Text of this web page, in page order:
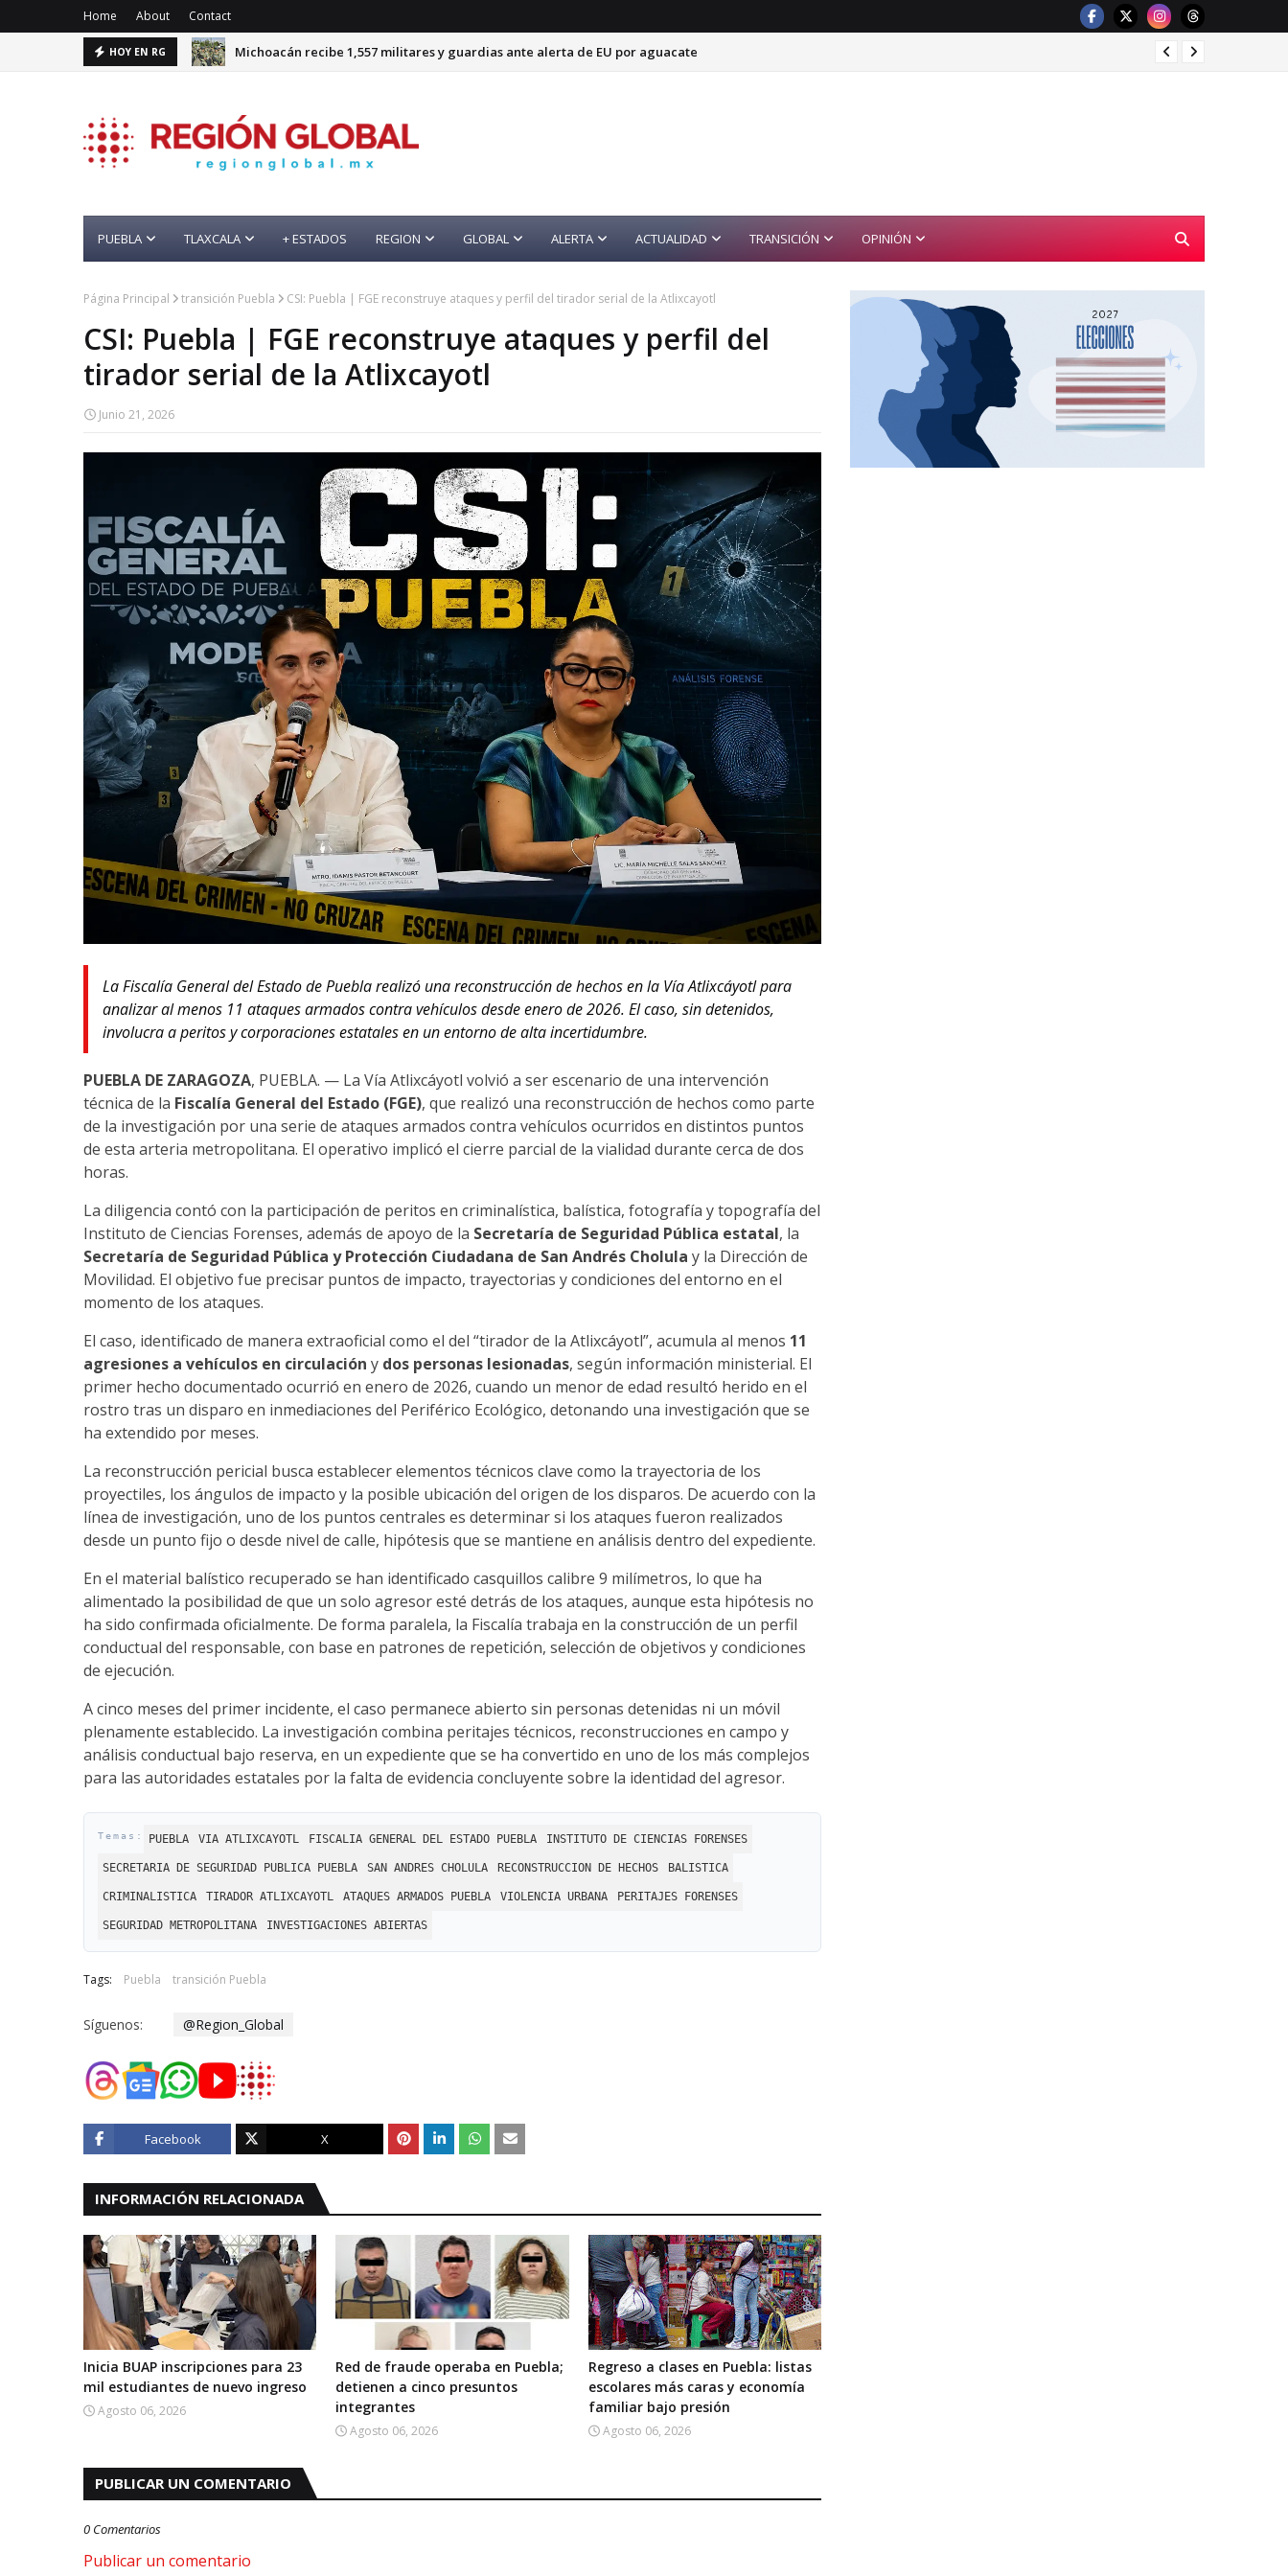
Home About Contact
HOY EN RG Red de fraude operaba en Puebla; detienen a cinco presuntos integrantes
PUEBLA TLAXCALA + ESTADOS REGION GLOBAL ALERTA ACTUALIDAD TRANSICIÓN OPINIÓN
Página Principal transición Puebla CSI: Puebla | FGE reconstruye ataques y perfil del tirador serial de la Atlixcayotl
CSI: Puebla | FGE reconstruye ataques y perfil del
tirador serial de la Atlixcayotl
Junio 21, 2026
La Fiscalía General del Estado de Puebla realizó una reconstrucción de hechos en la Vía Atlixcáyotl para
analizar al menos 11 ataques armados contra vehículos desde enero de 2026. El caso, sin detenidos,
involucra a peritos y corporaciones estatales en un entorno de alta incertidumbre.
PUEBLA DE ZARAGOZA, PUEBLA. — La Vía Atlixcáyotl volvió a ser escenario de una intervención
técnica de la Fiscalía General del Estado (FGE), que realizó una reconstrucción de hechos como parte
de la investigación por una serie de ataques armados contra vehículos ocurridos en distintos puntos
de esta arteria metropolitana. El operativo implicó el cierre parcial de la vialidad durante cerca de dos
horas.
La diligencia contó con la participación de peritos en criminalística, balística, fotografía y topografía del
Instituto de Ciencias Forenses, además de apoyo de la Secretaría de Seguridad Pública estatal, la
Secretaría de Seguridad Pública y Protección Ciudadana de San Andrés Cholula y la Dirección de
Movilidad. El objetivo fue precisar puntos de impacto, trayectorias y condiciones del entorno en el
momento de los ataques.
El caso, identificado de manera extraoficial como el del “tirador de la Atlixcáyotl”, acumula al menos 11
agresiones a vehículos en circulación y dos personas lesionadas, según información ministerial. El
primer hecho documentado ocurrió en enero de 2026, cuando un menor de edad resultó herido en el
rostro tras un disparo en inmediaciones del Periférico Ecológico, detonando una investigación que se
ha extendido por meses.
La reconstrucción pericial busca establecer elementos técnicos clave como la trayectoria de los
proyectiles, los ángulos de impacto y la posible ubicación del origen de los disparos. De acuerdo con la
línea de investigación, uno de los puntos centrales es determinar si los ataques fueron realizados
desde un punto fijo o desde nivel de calle, hipótesis que se mantiene en análisis dentro del expediente.
En el material balístico recuperado se han identificado casquillos calibre 9 milímetros, lo que ha
alimentado la posibilidad de que un solo agresor esté detrás de los ataques, aunque esta hipótesis no
ha sido confirmada oficialmente. De forma paralela, la Fiscalía trabaja en la construcción de un perfil
conductual del responsable, con base en patrones de repetición, selección de objetivos y condiciones
de ejecución.
A cinco meses del primer incidente, el caso permanece abierto sin personas detenidas ni un móvil
plenamente establecido. La investigación combina peritajes técnicos, reconstrucciones en campo y
análisis conductual bajo reserva, en un expediente que se ha convertido en uno de los más complejos
para las autoridades estatales por la falta de evidencia concluyente sobre la identidad del agresor.
PUEBLA VIA ATLIXCAYOTL FISCALIA GENERAL DEL ESTADO PUEBLA INSTITUTO DE CIENCIAS FORENSES
SECRETARIA DE SEGURIDAD PUBLICA PUEBLA SAN ANDRES CHOLULA RECONSTRUCCION DE HECHOS BALISTICA
CRIMINALISTICA TIRADOR ATLIXCAYOTL ATAQUES ARMADOS PUEBLA VIOLENCIA URBANA PERITAJES FORENSES
SEGURIDAD METROPOLITANA INVESTIGACIONES ABIERTAS
Tags: Puebla transición Puebla
Síguenos: @Region_Global
Facebook X
INFORMACIÓN RELACIONADA
Inicia BUAP inscripciones para 23
mil estudiantes de nuevo ingreso
Agosto 06, 2026
Red de fraude operaba en Puebla;
detienen a cinco presuntos
integrantes
Agosto 06, 2026
Regreso a clases en Puebla: listas
escolares más caras y economía
familiar bajo presión
Agosto 06, 2026
PUBLICAR UN COMENTARIO
0 Comentarios
Publicar un comentario